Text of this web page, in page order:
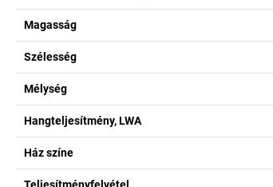
Magasság
Szélesség
Mélység
Hangteljesítmény, LWA
Ház színe